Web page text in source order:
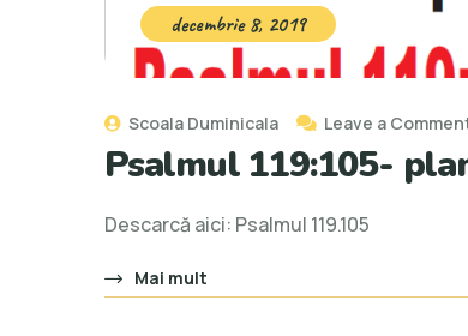
decembrie 8, 2019
Scoala Duminicala Leave a
Psalmul 119:105-
Descarcă aici: Psalmul 119.105
Mai mult